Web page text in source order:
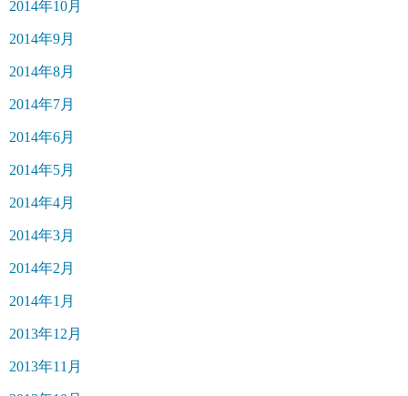
2014年10月
2014年9月
2014年8月
2014年7月
2014年6月
2014年5月
2014年4月
2014年3月
2014年2月
2014年1月
2013年12月
2013年11月